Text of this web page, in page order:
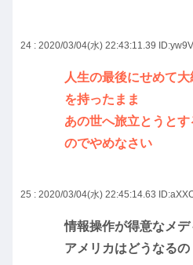
24 : 2020/03/04(水) 22:43:11.39
人生の最後にせめて
を持ったまま
あの世へ旅立とうと
のでやめなさい
25 : 2020/03/04(水) 22:45:14.63
情報操作が得意なメ
アメリカはどうなるの